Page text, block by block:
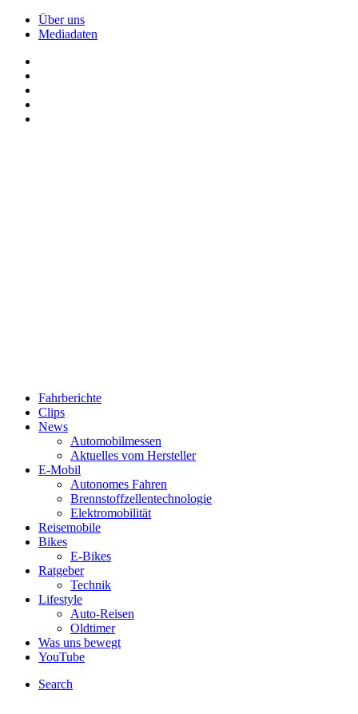
Über uns
Mediadaten
Fahrberichte
Clips
News
Automobilmessen
Aktuelles vom Hersteller
E-Mobil
Autonomes Fahren
Brennstoffzellentechnologie
Elektromobilität
Reisemobile
Bikes
E-Bikes
Ratgeber
Technik
Lifestyle
Auto-Reisen
Oldtimer
Was uns bewegt
YouTube
Search